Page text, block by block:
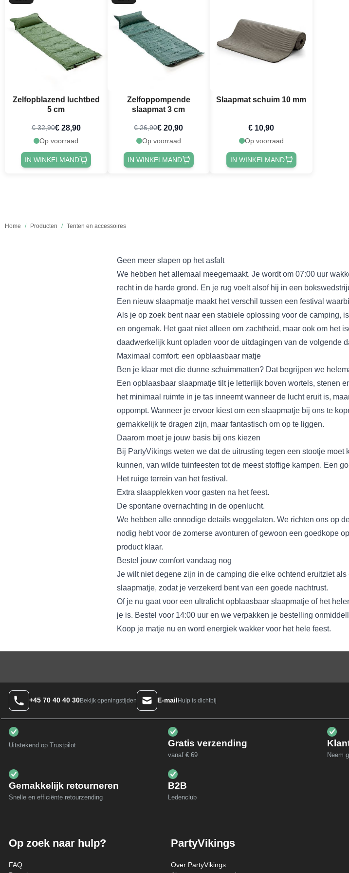
Home / Producten / Tenten en accessoires
Zelfopblazend luchtbed
5 cm
€ 32,90€ 28,90
Op voorraad
IN WINKELMAND
Zelfoppompende
slaapmat 3 cm
€ 26,90€ 20,90
Op voorraad
IN WINKELMAND
Slaapmat schuim 10 mm
€ 10,90
Op voorraad
IN WINKELMAND
Geen meer slapen op het asfalt
We hebben het allemaal meegemaakt. Je wordt om 07:00 uur
recht in de harde grond. En je rug voelt alsof hij in een
Een nieuw slaapmatje maakt het verschil tussen een festival
Als je op zoek bent naar een stabiele oplossing voor de camping,
en ongemak. Het gaat niet alleen om zachtheid, maar ook om het
daadwerkelijk kunt opladen voor de uitdagingen van de volgende
Maximaal comfort: een opblaasbaar matje
Ben je klaar met die dunne schuimmatten? Dat begrijpen we
Een opblaasbaar slaapmatje tilt je letterlijk boven wortels, stenen
het minimaal ruimte in je tas inneemt wanneer de lucht eruit is,
oppompt. Wanneer je ervoor kiest om een slaapmatje bij ons te
gemakkelijk te dragen zijn, maar fantastisch om op te liggen.
Daarom moet je jouw basis bij ons kiezen
Bij PartyVikings weten we dat de uitrusting tegen een stootje
kunnen, van wilde tuinfeesten tot de meest stoffige kampen. Een
Het ruige terrein van het festival.
Extra slaapplekken voor gasten na het feest.
De spontane overnachting in de openlucht.
We hebben alle onnodige details weggelaten. We richten ons op
nodig hebt voor de zomerse avonturen of gewoon een goedkope
product klaar.
Bestel jouw comfort vandaag nog
Je wilt niet degene zijn in de camping die elke ochtend eruitziet
slaapmatje, zodat je verzekerd bent van een goede nachtrust.
Of je nu gaat voor een ultralichtopblaasbaar slaapmatje of het
je is. Bestel voor 14:00 uur en we verpakken je bestelling
Koop je matje nu en word energiek wakker voor het hele feest.
+45 70 40 40 30Bekijk openingstijden E-mail Hulp is dichtbij
Uitstekend op Trustpilot Gratis verzending
vanaf € 69 Neem
Gemakkelijk retourneren
Snelle en efficiënte retourzending
B2B
Ledenclub
Op zoek naar hulp?
FAQ
PartyVikings
Over PartyVikings